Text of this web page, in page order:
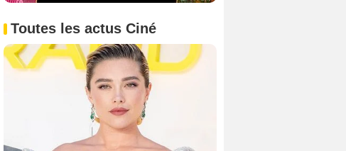
Toutes les actus Ciné